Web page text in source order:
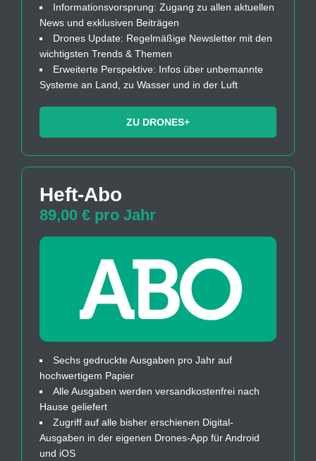
Informationsvorsprung: Zugang zu allen aktuellen
News und exklusiven Beiträgen
Drones Update: Regelmäßige Newsletter mit den
wichtigsten Trends & Themen
Erweiterte Perspektive: Infos über unbemannte
Systeme an Land, zu Wasser und in der Luft
ZU DRONES+
Heft-Abo
89,00 € pro Jahr
Sechs gedruckte Ausgaben pro Jahr auf
hochwertigem Papier
Alle Ausgaben werden versandkostenfrei nach
Hause geliefert
Zugriff auf alle bisher erschienen Digital-
Ausgaben in der eigenen Drones-App für Android
und iOS